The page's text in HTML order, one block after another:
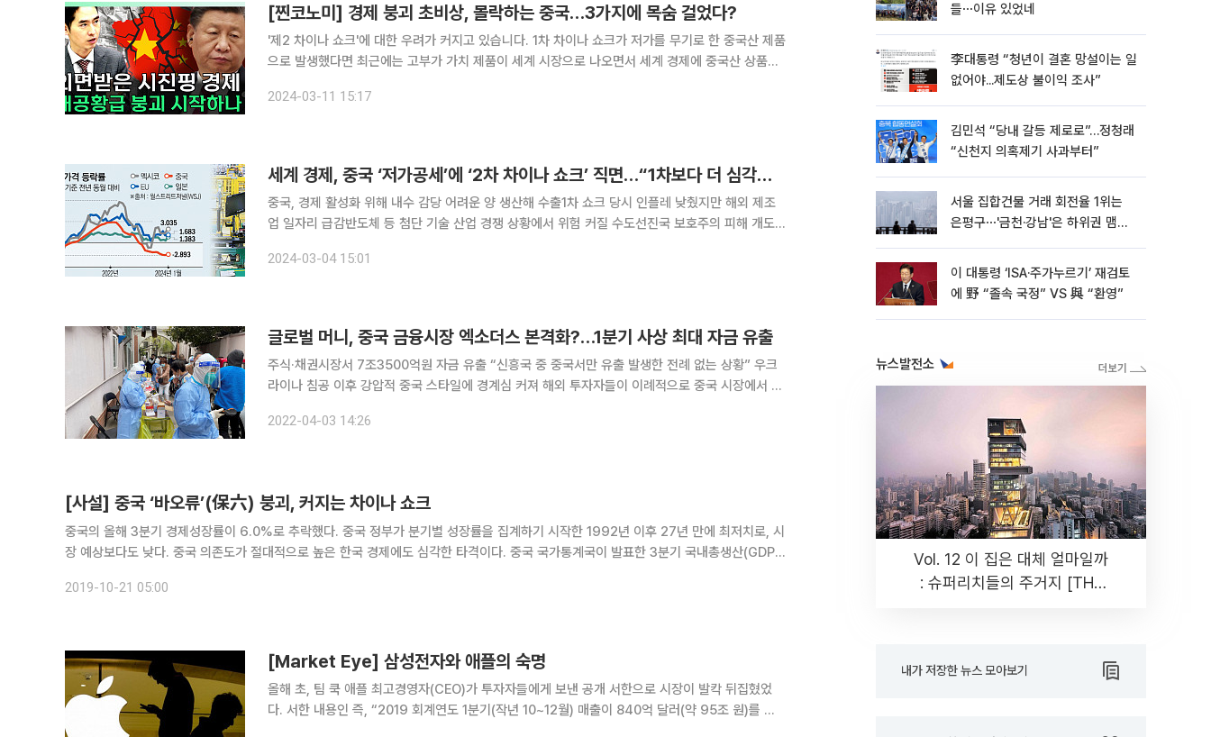
[찐코노미] 경제 붕괴 초비상, 몰락하는 중국…3가지에 목숨 걸었다?
'제2 차이나 쇼크'에 대한 우려가 커지고 있습니다. 1차 차이나 쇼크가 저가를 무기로 한 중국산 제품
으로 발생했다면 최근에는 고부가 가치 제품이 세계 시장으로 나오면서 세계 경제에 중국산 상품이
기 때문으로 분석되고 있습니다. 세계 경제의 향방과 우리나라
2024-03-11 15:17
세계 경제, 중국 ‘저가공세’에 ‘2차 차이나 쇼크’ 직면…“1차보다 더 심각한 타격”
중국, 경제 활성화 위해 내수 감당 어려운 양 생산해 수출1차 쇼크 당시 인플레 낮췄지만 해외 제조
업 일자리 급감반도체 등 첨단 기술 산업 경쟁 상황에서 위험 커질 수도선진국 보호주의 피해 개도
제기됐다. 중국의 디플레이션 수출이 자칫 과거 미국과 글로벌 경제
2024-03-04 15:01
글로벌 머니, 중국 금융시장 엑소더스 본격화?…1분기 사상 최대 자금 유출
주식·채권시장서 7조3500억원 자금 유출 “신흥국 중 중국서만 유출 발생한 전례 없는 상황” 우크
라이나 침공 이후 강압적 중국 스타일에 경계심 커져 해외 투자자들이 이례적으로 중국 시장에서 발
억 원)으로 분기 기준 사상 최대치를 기록했다고 3일 일본 니혼
2022-04-03 14:26
[사설] 중국 ‘바오류’(保六) 붕괴, 커지는 차이나 쇼크
중국의 올해 3분기 경제성장률이 6.0%로 추락했다. 중국 정부가 분기별 성장률을 집계하기 시작한 1992년 이후 27년 만에 최저치로, 시
장 예상보다도 낮다. 중국 의존도가 절대적으로 높은 한국 경제에도 심각한 타격이다. 중국 국가통계국이 발표한 3분기 국내총생산(GDP)
2019-10-21 05:00
[Market Eye] 삼성전자와 애플의 숙명
올해 초, 팀 쿡 애플 최고경영자(CEO)가 투자자들에게 보낸 공개 서한으로 시장이 발칵 뒤집혔었
다. 서한 내용인 즉, “2019 회계연도 1분기(작년 10~12월) 매출이 840억 달러(약 95조 원)를 기
들⋯이유 있었네
李대통령 “청년이 결혼 망설이는 일
없어야...제도상 불이익 조사”
김민석 “당내 갈등 제로로”…정청래
“신천지 의혹제기 사과부터”
서울 집합건물 거래 회전율 1위는
은평구⋯'금천·강남'은 하위권 맴돌
이 대통령 ‘ISA·주가누르기’ 재검토
에 野 “졸속 국정” VS 與 “환영”
뉴스발전소
Vol. 12 이 집은 대체 얼마일까
: 슈퍼리치들의 주거지 [THE
내가 저장한 뉴스 모아보기